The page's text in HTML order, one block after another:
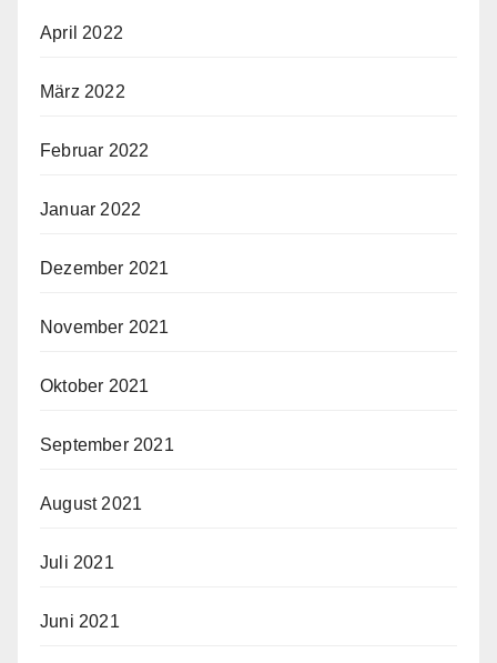
April 2022
März 2022
Februar 2022
Januar 2022
Dezember 2021
November 2021
Oktober 2021
September 2021
August 2021
Juli 2021
Juni 2021